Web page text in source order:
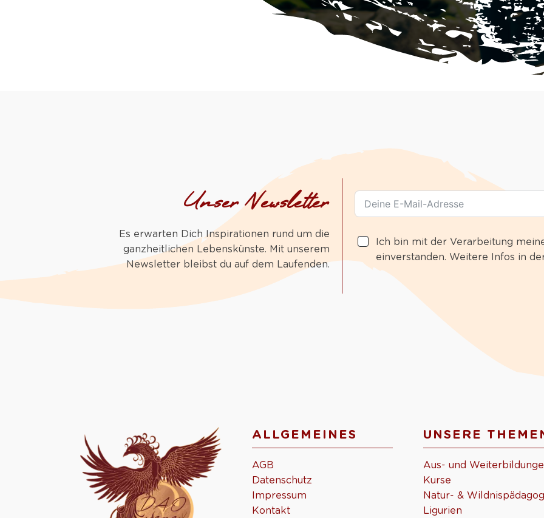
Unser Newsletter
Es erwarten Dich Inspirationen rund um die
ganzheitlichen Lebenskünste. Mit unserem
Newsletter bleibst du auf dem Laufenden.
Ich bin mit der Verarbeitung
einverstanden. Weitere Infos in
ALLGEMEINES
AGB
Datenschutz
Impressum
Kontakt
UNSERE
Aus- und
Kurse
Natur- &
Ligurien